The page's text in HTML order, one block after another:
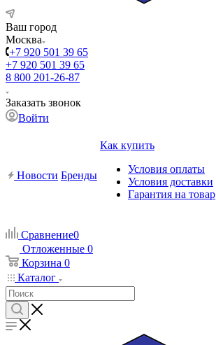
Ваш город
Москва
+7 920 501 39 65
+7 920 501 39 65
8 800 201-26-87
Заказать звонок
Войти
Новости Бренды
Как купить
Условия оплаты
Условия доставки
Гарантия на товар
Сравнение0
Отложенные 0
Корзина 0
Каталог